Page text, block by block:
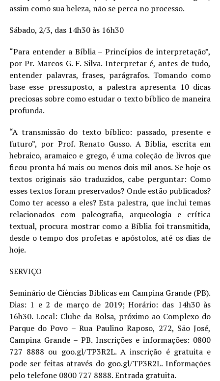
assim como sua beleza, não se perca no processo.
Sábado, 2/3, das 14h30 às 16h30
“Para entender a Bíblia – Princípios de interpretação”,
por Pr. Marcos G. F. Silva. Interpretar é, antes de tudo,
entender palavras, frases, parágrafos. Tomando como
base esse pressuposto, a palestra apresenta 10 dicas
preciosas sobre como estudar o texto bíblico de maneira
profunda.
“A transmissão do texto bíblico: passado, presente e
futuro”, por Prof. Renato Gusso. A Bíblia, escrita em
hebraico, aramaico e grego, é uma coleção de livros que
ficou pronta há mais ou menos dois mil anos. Se hoje os
textos originais são traduzidos, cabe perguntar: Como
esses textos foram preservados? Onde estão publicados?
Como ter acesso a eles? Esta palestra, que inclui temas
relacionados com paleografia, arqueologia e crítica
textual, procura mostrar como a Bíblia foi transmitida,
desde o tempo dos profetas e apóstolos, até os dias de
hoje.
SERVIÇO
Seminário de Ciências Bíblicas em Campina Grande (PB).
Dias: 1 e 2 de março de 2019; Horário: das 14h30 às
16h30. Local: Clube da Bolsa, próximo ao Complexo do
Parque do Povo – Rua Paulino Raposo, 272, São José,
Campina Grande – PB. Inscrições e informações: 0800
727 8888 ou goo.gl/TP3R2L. A inscrição é gratuita e
pode ser feitas através do goo.gl/TP3R2L. Informações
pelo telefone 0800 727 8888. Entrada gratuita.